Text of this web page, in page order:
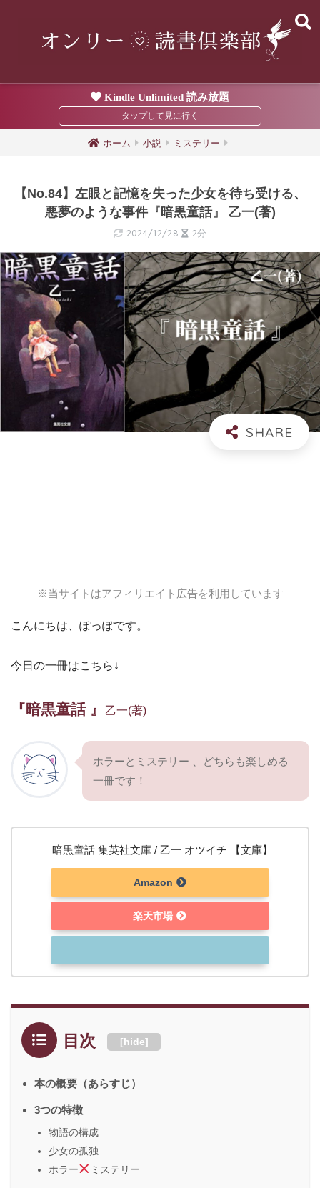
Kindle Unlimited 読み放題
ホーム 小説 ミステリー
【No.84】左眼と記憶を失った少女を待ち受ける、
悪夢のような事件『暗黒童話』 乙一(著)
2024/12/28 2分
※当サイトはアフィリエイト広告を利用しています
こんにちは、ぽっぽです。
今日の一冊はこちら↓
『暗黒童話 』 乙一(著)
ホラーとミステリー 、どちらも楽しめる
一冊です！
暗黒童話 集英社文庫 / 乙一 オツイチ 【文庫】
Amazon
楽天市場
目次 [hide]
本の概要（あらすじ）
3つの特徴
物語の構成
少女の孤独
ホラー
ミステリー